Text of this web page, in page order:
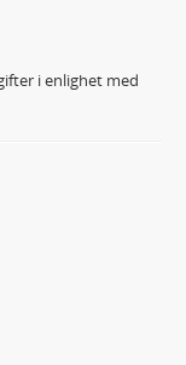
i enlighet med